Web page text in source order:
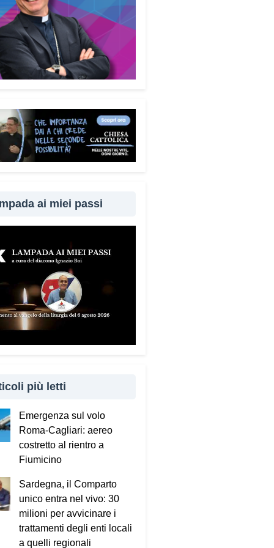
ai miei passi
più letti
Emergenza sul volo
Roma-Cagliari: aereo
costretto al rientro a
Fiumicino
Sardegna, il Comparto
unico entra nel vivo: 30
milioni per avvicinare i
trattamenti degli enti locali
a quelli regionali